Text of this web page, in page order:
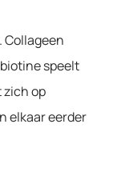
Collageen
speelt
zich op
elkaar eerder